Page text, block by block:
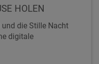
HOLEN
und die Stille Nacht
digitale